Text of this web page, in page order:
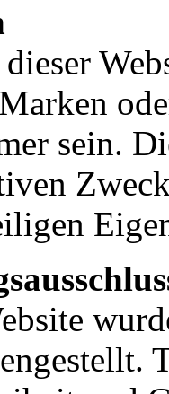
sein.